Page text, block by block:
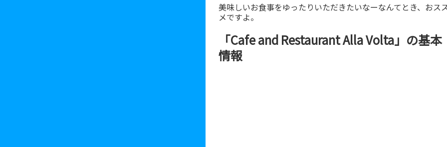
美味しいお食事をゆったりいただきたいなーなんてとき、おス
メですよ。
「Cafe and Restaurant Alla Volta」の基本
情報